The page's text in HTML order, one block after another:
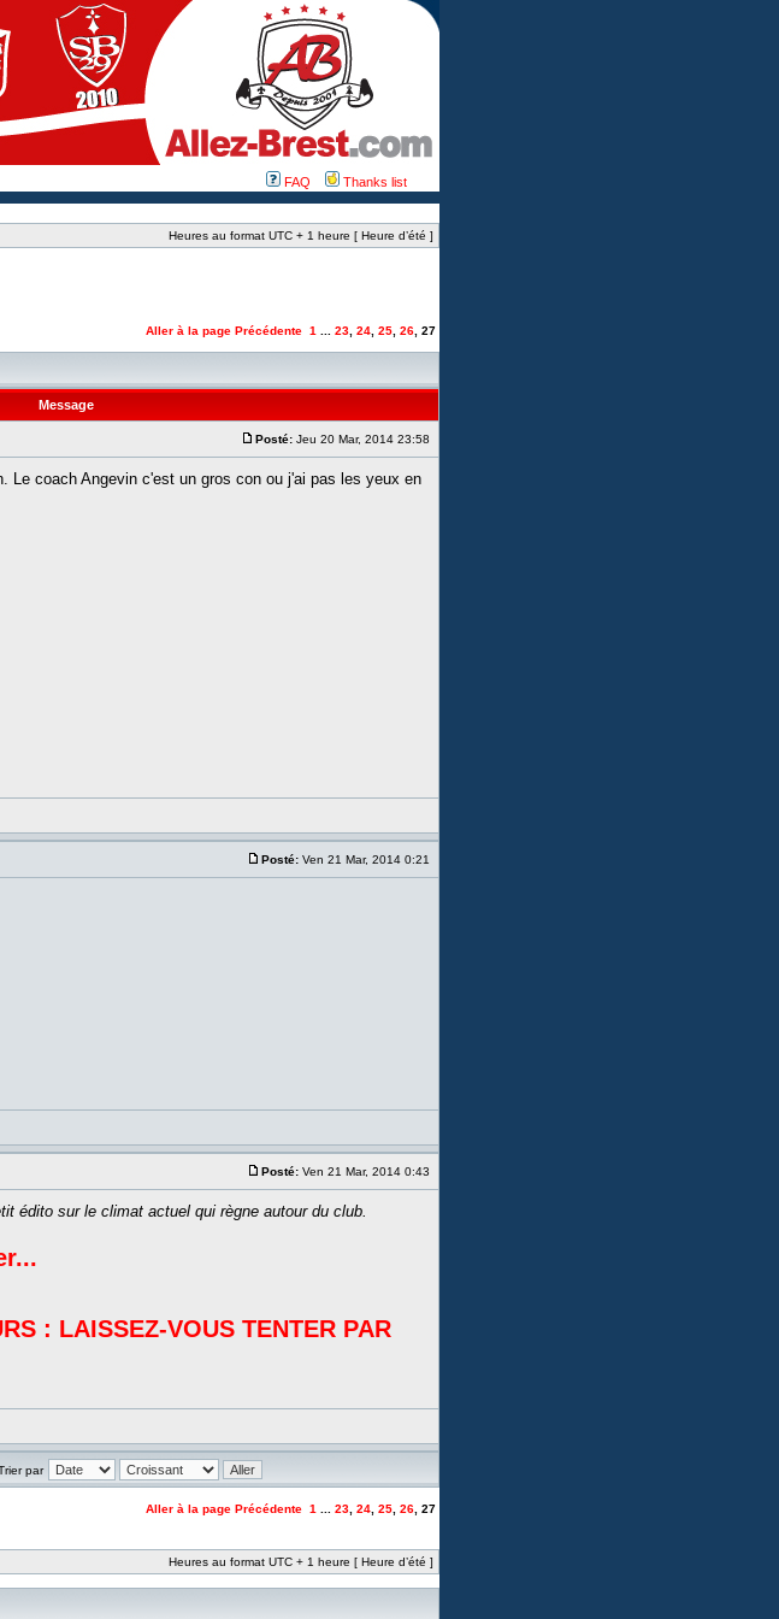
FAQ Thanks list
Heures au format UTC + 1 heure [ Heure d’été ]
Aller à la page Précédente 1 23 24 25 26 27
Message
Posté: Jeu 20 Mar, 2014 23:58
Le coach Angevin c'est un gros con ou j'ai pas les yeux en
Posté: Ven 21 Mar, 2014 0:21
Posté: Ven 21 Mar, 2014 0:43
édito sur le climat actuel qui règne autour du club.
: LAISSEZ-VOUS TENTER PAR
par
Aller à la page Précédente 1 23 24 25 26 27
Heures au format UTC + 1 heure [ Heure d’été ]